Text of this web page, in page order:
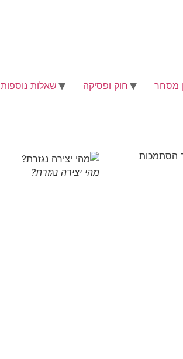
מסחר חוק ופסיקה שאלות נוספות
מהי יצירה נגזרת?
הסתמכות